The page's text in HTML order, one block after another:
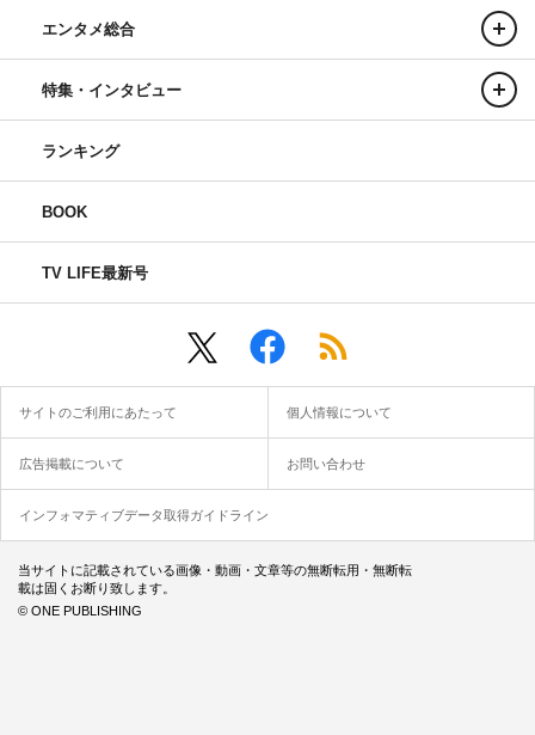
エンタメ総合
特集・インタビュー
ランキング
BOOK
TV LIFE最新号
サイトのご利用にあたって 個人情報について
広告掲載について お問い合わせ
インフォマティブデータ取得ガイドライン
当サイトに記載されている画像・動画・文章等の無断転用・無断転
載は固くお断り致します。
© ONE PUBLISHING